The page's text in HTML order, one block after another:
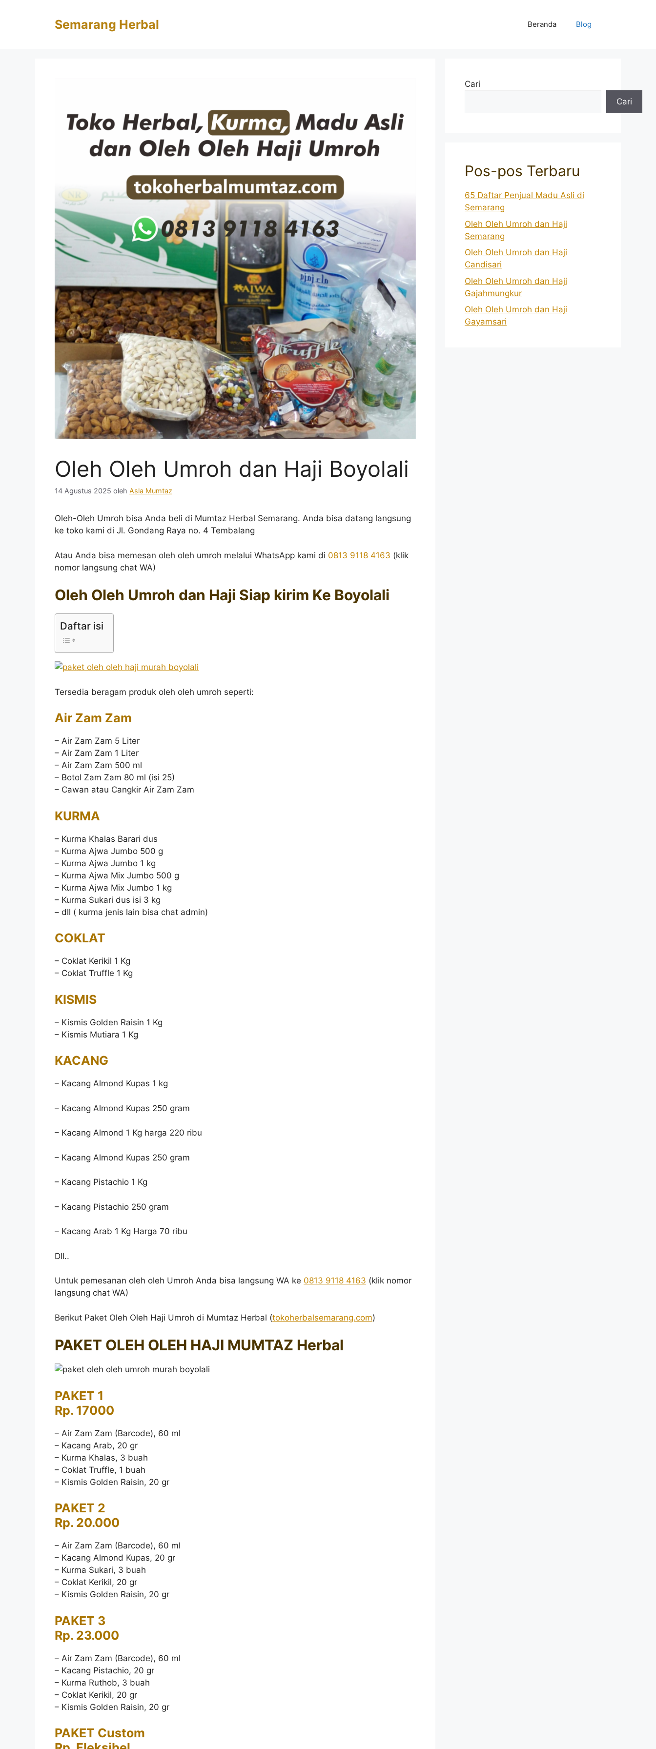
Semarang Herbal Beranda Blog
Oleh Oleh Umroh dan Haji Boyolali
14 Agustus 2025 oleh Asla Mumtaz
Oleh-Oleh Umroh bisa Anda beli di Mumtaz Herbal Semarang. Anda bisa datang langsung
ke toko kami di Jl. Gondang Raya no. 4 Tembalang
Atau Anda bisa memesan oleh oleh umroh melalui WhatsApp kami di 0813 9118 4163 (klik
nomor langsung chat WA)
Oleh Oleh Umroh dan Haji Siap kirim Ke Boyolali
Daftar isi
Tersedia beragam produk oleh oleh umroh seperti:
Air Zam Zam
– Air Zam Zam 5 Liter
– Air Zam Zam 1 Liter
– Air Zam Zam 500 ml
– Botol Zam Zam 80 ml (isi 25)
– Cawan atau Cangkir Air Zam Zam
KURMA
– Kurma Khalas Barari dus
– Kurma Ajwa Jumbo 500 g
– Kurma Ajwa Jumbo 1 kg
– Kurma Ajwa Mix Jumbo 500 g
– Kurma Ajwa Mix Jumbo 1 kg
– Kurma Sukari dus isi 3 kg
– dll ( kurma jenis lain bisa chat admin)
COKLAT
– Coklat Kerikil 1 Kg
– Coklat Truffle 1 Kg
KISMIS
– Kismis Golden Raisin 1 Kg
– Kismis Mutiara 1 Kg
KACANG
– Kacang Almond Kupas 1 kg
– Kacang Almond Kupas 250 gram
– Kacang Almond 1 Kg harga 220 ribu
– Kacang Almond Kupas 250 gram
– Kacang Pistachio 1 Kg
– Kacang Pistachio 250 gram
– Kacang Arab 1 Kg Harga 70 ribu
Dll..
Untuk pemesanan oleh oleh Umroh Anda bisa langsung WA ke 0813 9118 4163 (klik nomor
langsung chat WA)
Berikut Paket Oleh Oleh Haji Umroh di Mumtaz Herbal (tokoherbalsemarang.com)
PAKET OLEH OLEH HAJI MUMTAZ Herbal
PAKET 1
Rp. 17000
– Air Zam Zam (Barcode), 60 ml
– Kacang Arab, 20 gr
– Kurma Khalas, 3 buah
– Coklat Truffle, 1 buah
– Kismis Golden Raisin, 20 gr
PAKET 2
Rp. 20.000
– Air Zam Zam (Barcode), 60 ml
– Kacang Almond Kupas, 20 gr
– Kurma Sukari, 3 buah
– Coklat Kerikil, 20 gr
– Kismis Golden Raisin, 20 gr
PAKET 3
Rp. 23.000
– Air Zam Zam (Barcode), 60 ml
– Kacang Pistachio, 20 gr
– Kurma Ruthob, 3 buah
– Coklat Kerikil, 20 gr
– Kismis Golden Raisin, 20 gr
PAKET Custom
Cari
Cari
Pos-pos Terbaru
65 Daftar Penjual Madu Asli di
Semarang
Oleh Oleh Umroh dan Haji
Semarang
Oleh Oleh Umroh dan Haji
Candisari
Oleh Oleh Umroh dan Haji
Gajahmungkur
Oleh Oleh Umroh dan Haji
Gayamsari